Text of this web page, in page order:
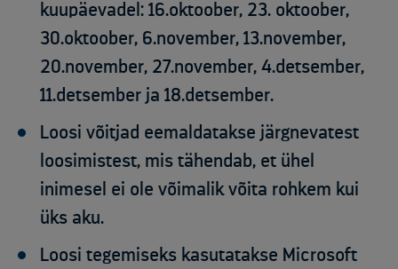
kuupäevadel: 16.oktoober, 23. oktoober,
30.oktoober, 6.november, 13.november,
20.november, 27.november, 4.detsember,
11.detsember ja 18.detsember.
Loosi võitjad eemaldatakse järgnevatest
loosimistest, mis tähendab, et ühel
inimesel ei ole võimalik võita rohkem kui
üks aku.
Loosi tegemiseks kasutatakse Microsoft